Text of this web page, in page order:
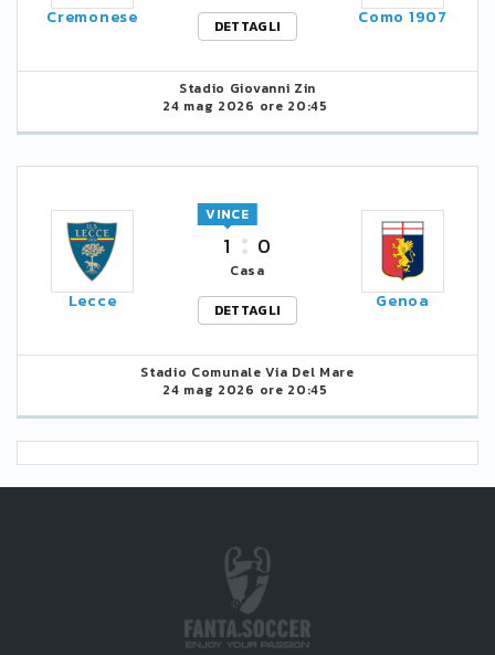
Cremonese
DETTAGLI
Como 1907
Stadio Giovanni Zin
24 mag 2026 ore 20:45
Lecce
1
VINCE
0
Casa
DETTAGLI
Genoa
Stadio Comunale Via Del Mare
24 mag 2026 ore 20:45